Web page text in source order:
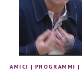
AMICI | PROGRAMMI |